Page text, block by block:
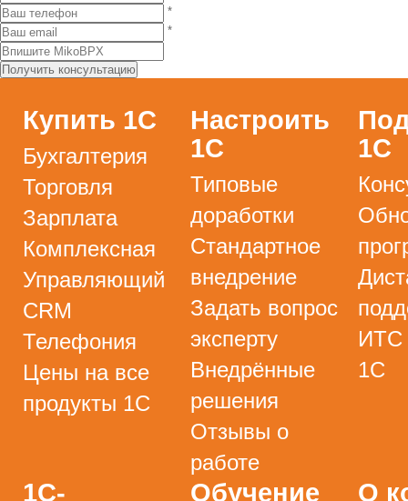
*
*
Купить 1С
Бухгалтерия
Торговля
Зарплата
Комплексная
Управляющий
CRM
Телефония
Цены на все
продукты 1С
Настроить
1С
Типовые
доработки
Стандартное
внедрение
Задать вопрос
эксперту
Внедрённые
решения
Отзывы о
работе
1С
ИТС
1С
1С-
Обучение
О